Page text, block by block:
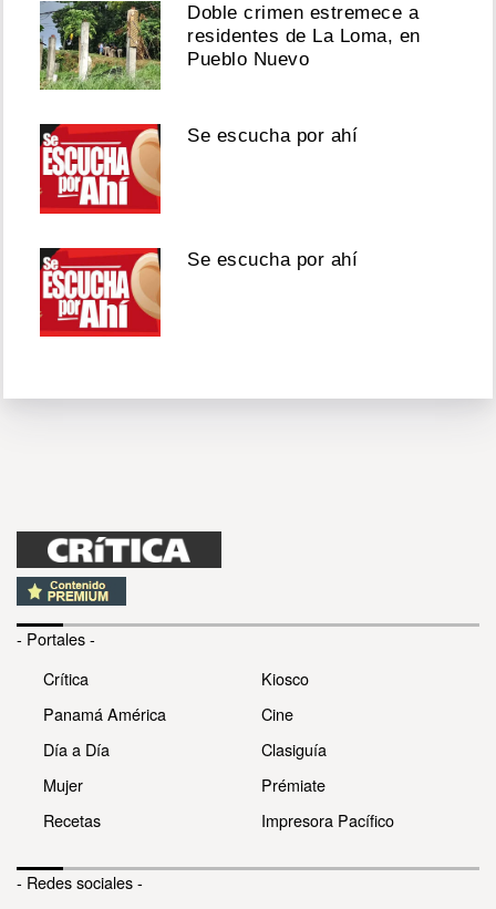
Doble crimen estremece a
residentes de La Loma, en
Pueblo Nuevo
Se escucha por ahí
Se escucha por ahí
- Portales -
Crítica
Panamá América
Día a Día
Mujer
Recetas
Kiosco
Cine
Clasiguía
Prémiate
Impresora Pacífico
- Redes sociales -